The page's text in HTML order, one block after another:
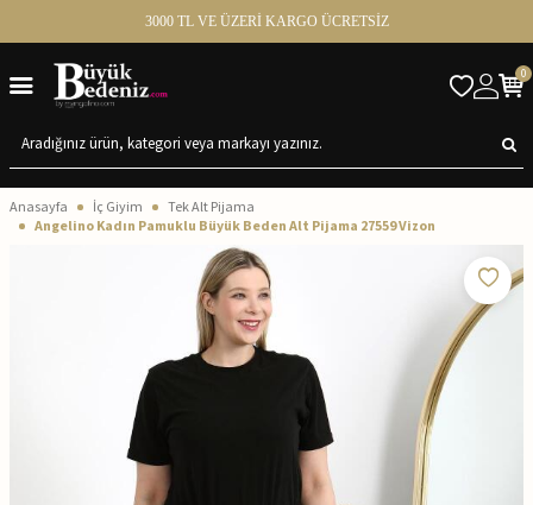
3000 TL VE ÜZERİ KARGO ÜCRETSİZ
0
Anasayfa İç Giyim
Tek Alt Pijama
Angelino Kadın Pamuklu Büyük Beden Alt Pijama 27559 Vizon